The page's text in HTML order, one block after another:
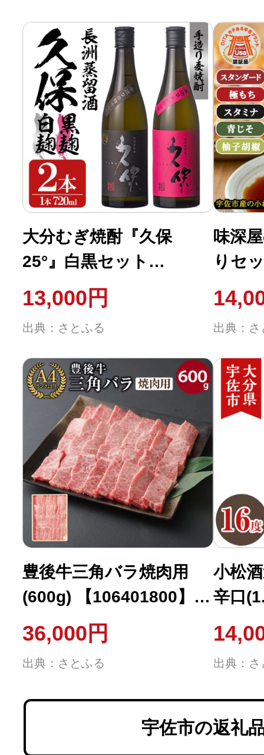
大分むぎ焼酎『久保
25°』白黒セット
(720ml×2本)
【100300200】【久保酒
蔵】
13,000円
出典：さとふる
味深
りセ
【
会】
出典：さ
豊後牛三角バラ焼肉用
(600g) 【106401800】
【まるひで】
36,000円
出典：さとふる
小松
辛口
【
ろた】
出典：さ
宇佐市の返礼